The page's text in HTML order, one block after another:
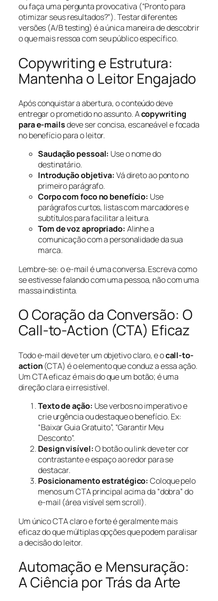
ou faça uma pergunta provocativa (“Pronto para
otimizar seus resultados?”). Testar diferentes
versões (A/B testing) é a única maneira de descobrir
o que mais ressoa com seu público específico.
Copywriting e Estrutura:
Mantenha o Leitor Engajado
Após conquistar a abertura, o conteúdo deve
entregar o prometido no assunto. Acopywriting
para e-mailsdeve ser concisa, escaneável e focada
no benefício para o leitor.
Saudação pessoal: Use o nome do
destinatário.
Introdução objetiva: Vá direto ao ponto no
primeiro parágrafo.
Corpo com foco no benefício: Use
parágrafos curtos, listas com marcadores e
subtítulos para facilitar a leitura.
Tom de voz apropriado: Alinhe a
comunicação com a personalidade da sua
marca.
Lembre-se: o e-mail é uma conversa. Escreva como
se estivesse falando com uma pessoa, não com uma
massa indistinta.
O Coração da Conversão: O
Call-to-Action (CTA) Eficaz
Todo e-mail deve ter um objetivo claro, e ocall-to-
action(CTA) é o elemento que conduz a essa ação.
Um CTA eficaz é mais do que um botão; é uma
direção clara e irresistível.
Texto de ação: Use verbos no imperativo e
crie urgência ou destaque o benefício. Ex:
“Baixar Guia Gratuito”, “Garantir Meu
Desconto”.
Design visível:O botão ou link deve ter cor
contrastante e espaço ao redor para se
destacar.
Posicionamento estratégico: Coloque pelo
menos um CTA principal acima da “dobra” do
e-mail (área visível sem scroll).
Um único CTA claro e forte é geralmente mais
eficaz do que múltiplas opções que podem paralisar
a decisão do leitor.
Automação e Mensuração:
A Ciência por Trás da Arte